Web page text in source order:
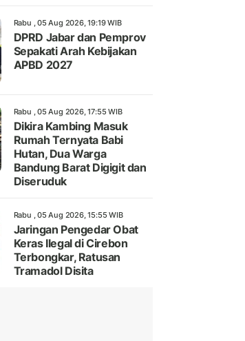
Rabu , 05 Aug 2026, 19:19 WIB
DPRD Jabar dan Pemprov
Sepakati Arah Kebijakan
APBD 2027
Rabu , 05 Aug 2026, 17:55 WIB
Dikira Kambing Masuk
Rumah Ternyata Babi
Hutan, Dua Warga
Bandung Barat Digigit dan
Diseruduk
Rabu , 05 Aug 2026, 15:55 WIB
Jaringan Pengedar Obat
Keras Ilegal di Cirebon
Terbongkar, Ratusan
Tramadol Disita